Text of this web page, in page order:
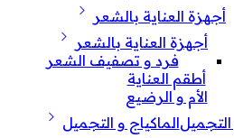
أجهزة العناية بالشعر
أجهزة العناية بالشعر
فرد و تصفيف الشعر
أطقم العناية
الأم و الرضيع
الماكياج و التجميل